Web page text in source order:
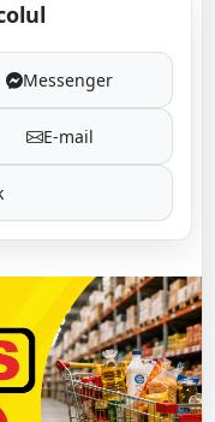
Messenger
E-mail